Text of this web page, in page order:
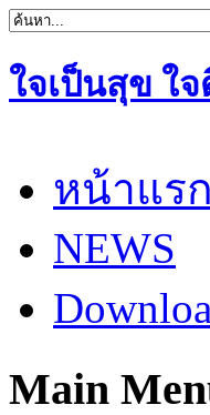
ใจเป็นสุข ใ
หน้าแรก
NEWS
Main